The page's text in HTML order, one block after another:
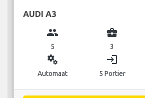
AUDI A3
group
5
business_center
3
miscellaneous_services
Automaat
login
5 Portier